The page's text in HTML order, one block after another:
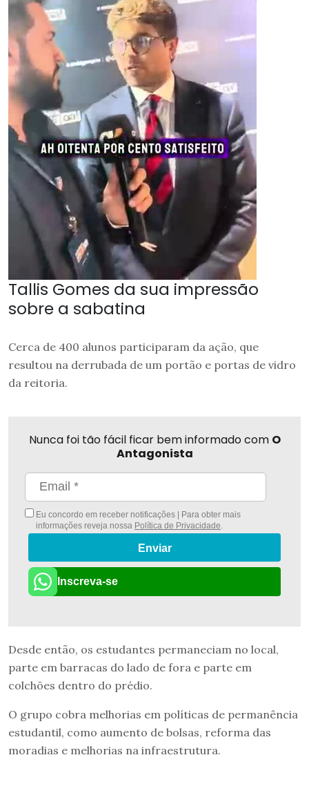
Tallis Gomes da sua impressão
sobre a sabatina
Cerca de 400 alunos participaram da ação, que
resultou na derrubada de um portão e portas de vidro
da reitoria.
Nunca foi tão fácil ficar bem informado com O
Antagonista
Eu concordo em receber notificações | Para obter mais
informações reveja nossa Política de Privacidade
Enviar
Inscreva-se
Desde então, os estudantes permaneciam no local,
parte em barracas do lado de fora e parte em
colchões dentro do prédio.
O grupo cobra melhorias em políticas de permanência
estudantil, como aumento de bolsas, reforma das
moradias e melhorias na infraestrutura.